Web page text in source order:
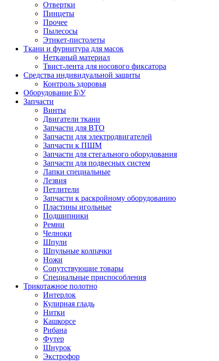
Отвертки
Пинцеты
Прочее
Пылесосы
Этикет-пистолеты
Ткани и фурнитура для масок
Нетканый материал
Твист-лента для носового фиксатора
Средства индивидуальной защиты
Контроль здоровья
Оборудование Б\У
Запчасти
Винты
Двигатели ткани
Запчасти для ВТО
Запчасти для электродвигателей
Запчасти к ПШМ
Запчасти для стегального оборудования
Запчасти для подвесных систем
Лапки специальные
Лезвия
Петлители
Запчасти к раскройному оборудованию
Пластины игольные
Подшипники
Ремни
Челноки
Шпули
Шпульные колпачки
Ножи
Сопутствующие товары
Специальные приспособления
Трикотажное полотно
Интерлок
Кулирная гладь
Нитки
Кашкорсе
Рибана
Футер
Шнурок
Экстрофор